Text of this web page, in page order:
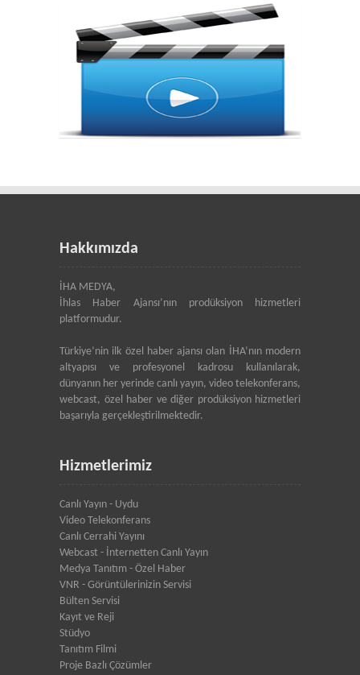
Hakkımızda
İHA MEDYA,
İhlas Haber Ajansı’nın prodüksiyon hizmetleri
platformudur.
Türkiye’nin ilk özel haber ajansı olan İHA’nın modern
altyapısı ve profesyonel kadrosu kullanılarak,
dünyanın her yerinde canlı yayın, video telekonferans,
webcast, özel haber ve diğer prodüksiyon hizmetleri
başarıyla gerçekleştirilmektedir.
Hizmetlerimiz
Canlı Yayın - Uydu
Video Telekonferans
Canlı Cerrahi Yayını
Webcast - İnternetten Canlı Yayın
Medya Tanıtım - Özel Haber
VNR - Görüntülerinizin Servisi
Bülten Servisi
Kayıt ve Reji
Stüdyo
Tanıtım Filmi
Proje Bazlı Çözümler